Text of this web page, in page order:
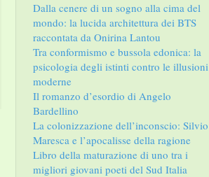
Dalla cenere di un sogno alla cima del
mondo: la lucida architettura dei BTS
raccontata da Onirina Lantou
Tra conformismo e bussola edonica: la
psicologia degli istinti contro le illusioni
moderne
Il romanzo d’esordio di Angelo
Bardellino
La colonizzazione dell’inconscio: Silvio
Maresca e l’apocalisse della ragione
Libro della maturazione di uno tra i
migliori giovani poeti del Sud Italia